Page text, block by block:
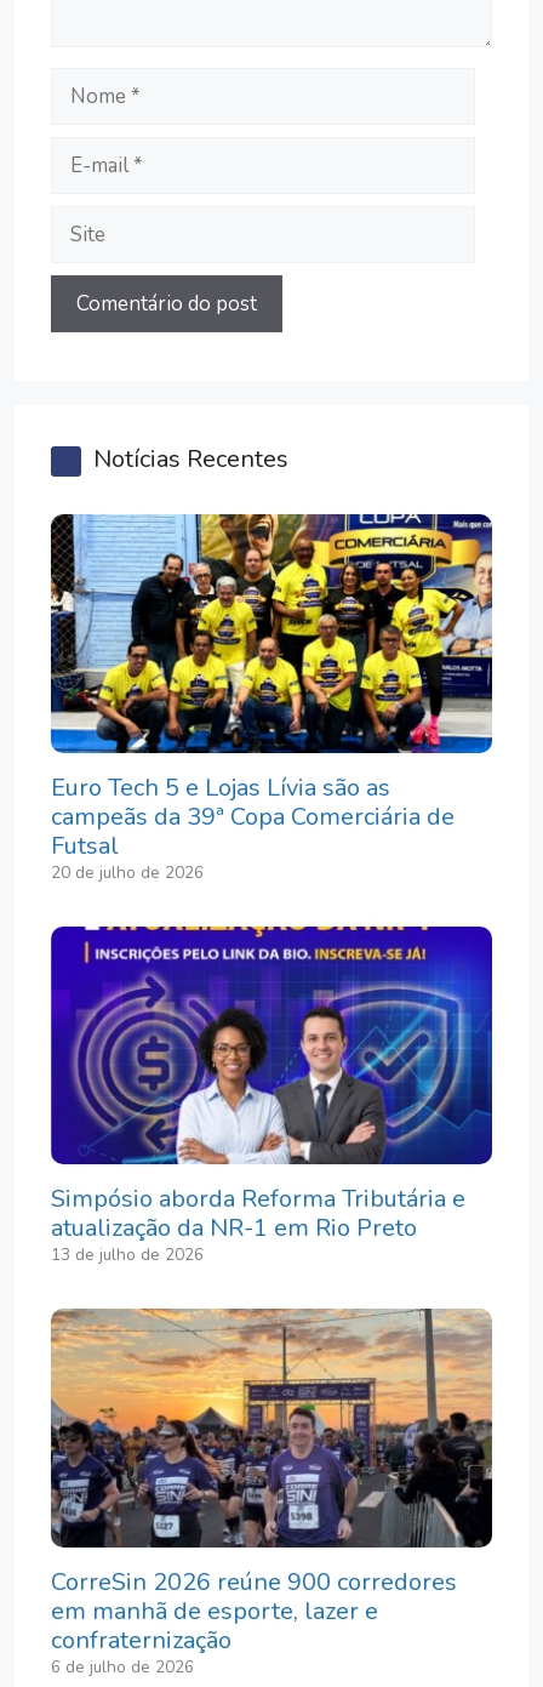
Nome
mail
Site
Notícias Recentes
Euro Tech 5 e Lojas Lívia são as
campeãs da 39ª Copa Comerciária de
Futsal
20 de julho de 2026
Simpósio aborda Reforma Tributária e
atualização da NR-1 em Rio Preto
13 de julho de 2026
CorreSin 2026 reúne 900 corredores
em manhã de esporte, lazer e
confraternização
6 de julho de 2026